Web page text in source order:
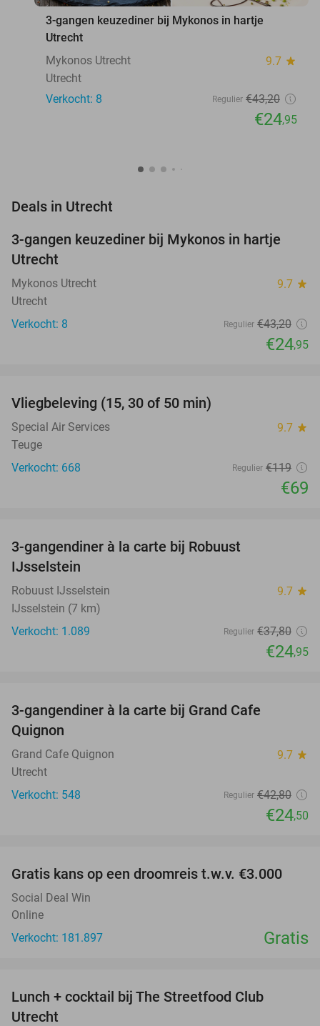
3-gangen keuzediner bij Mykonos in hartje
Utrecht
Mykonos Utrecht
9.7 star
Utrecht
Verkocht: 8
Regulier €43,20
€24,95
Deals in Utrecht
42%
NEW
TODAY
3-gangen keuzediner bij Mykonos in hartje
Utrecht
Mykonos Utrecht 9.7 star
Utrecht
Verkocht: 8
Regulier €43,20
€24,95
Vliegbeleving (15, 30 of 50 min)
Special Air Services 9.7 star
Teuge
Verkocht: 668
Regulier €119
€69
3-gangendiner à la carte bij Robuust
IJsselstein
Robuust IJsselstein 9.7 star
IJsselstein (7 km)
Verkocht: 1.089
Regulier €37,80
€24,95
3-gangendiner à la carte bij Grand Cafe
Quignon
Grand Cafe Quignon 9.7 star
Utrecht
Verkocht: 548
Regulier €42,80
€24,50
Gratis kans op een droomreis t.w.v. €3.000
Social Deal Win
Online
Verkocht: 181.897
Gratis
Lunch + cocktail bij The Streetfood Club
Utrecht